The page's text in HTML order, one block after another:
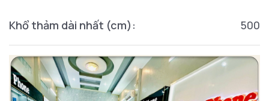
Khổ thảm dài nhất (cm): 500